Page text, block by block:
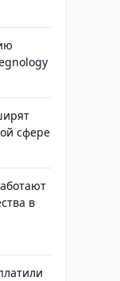
сфере
в